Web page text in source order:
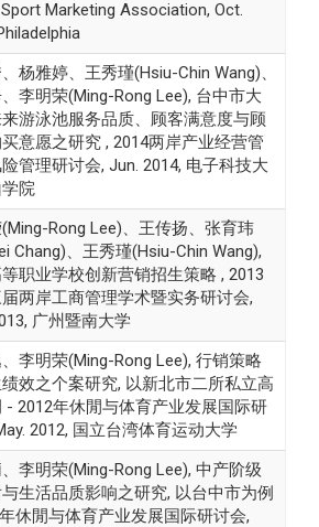
Marketing Association, Oct.
杨雅婷、王秀瑾(Hsiu-Chin Wang)、
李明荣(Ming-Rong Lee), 台中市大
游泳池服务品质、顾客满意度与顾
意愿之研究 , 2014两岸产业经营管
管理研讨会, Jun. 2014, 电子科技大
院
Rong Lee)、王传扬、张育玮
Chang)、王秀瑾(Hsiu-Chin Wang),
职业学校创新营销招生策略 , 2013
两岸工商管理学术暨实务研讨会,
广州暨南大学
李明荣(Ming-Rong Lee), 行销策略
效之个案研究, 以新北市二所私立高
- 2012年休閒与体育产业发展国际研
2012, 国立台湾体育运动大学
李明荣(Ming-Rong Lee), 中产阶级
生活品质影响之研究, 以台中市为例
休閒与体育产业发展国际研讨会,